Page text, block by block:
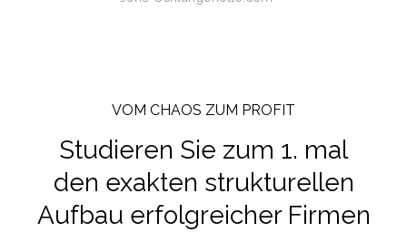
VOM CHAOS ZUM PROFIT
Studieren Sie zum 1. mal
den exakten strukturellen
Aufbau erfolgreicher Firmen